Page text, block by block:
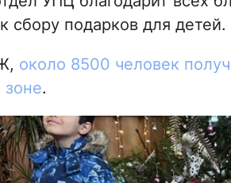
сбору подарков для детей.
около 8500 человек
зоне.